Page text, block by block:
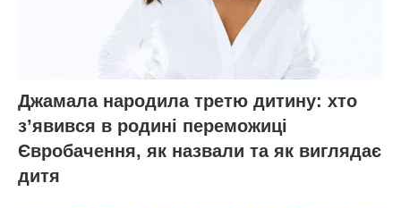
Джамала народила третю дитину: хто
зʼявився в родині переможиці
Євробачення, як назвали та як виглядає
дитя